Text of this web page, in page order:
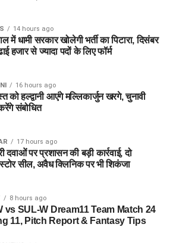
14 hours ago
में धामी सरकार खोलेगी भर्ती का पिटारा, दिसंबर
हजार से ज्यादा पदों के लिए फॉर्म
16 hours ago
को हल्द्वानी आएंगे मल्लिकार्जुन खरगे, चुनावी
संबोधित
17 hours ago
दवाओं पर प्रशासन की बड़ी कार्रवाई, दो
सील, अवैध क्लिनिक पर भी शिकंजा
8 hours ago
vs SUL-W Dream11 Team Match 24
11, Pitch Report & Fantasy Tips